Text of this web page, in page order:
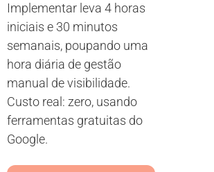
Implementar leva 4 horas
iniciais e 30 minutos
semanais, poupando uma
hora diária de gestão
manual de visibilidade.
Custo real: zero, usando
ferramentas gratuitas do
Google.